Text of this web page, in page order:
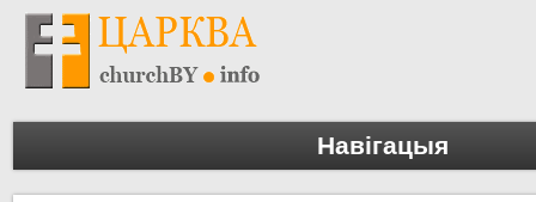
Навігацыя